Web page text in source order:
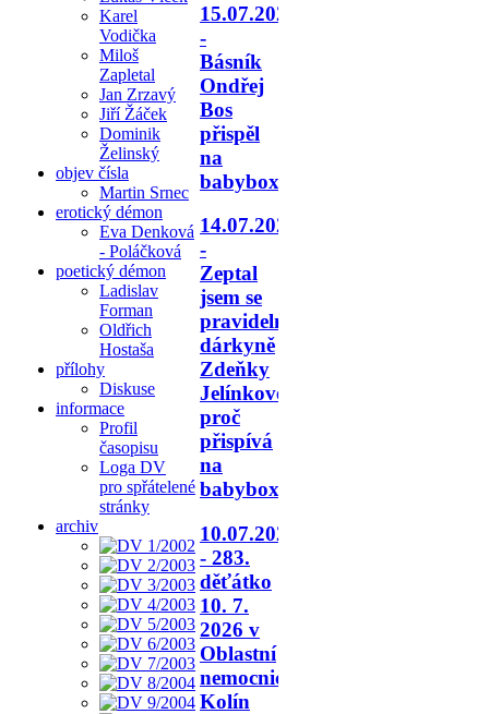
Karel
Vodička
Miloš
Zapletal
Jan Zrzavý
Jiří Žáček
Dominik
Želinský
objev čísla
Martin Srnec
erotický démon
Eva Denková
- Poláčková
poetický démon
Ladislav
Forman
Oldřich
Hostaša
přílohy
Diskuse
informace
Profil
časopisu
Loga DV
pro spřátelené
stránky
archiv
15.07.2026
-
Básník
Ondřej
Bos
přispěl
na
babyboxy.
14.07.2026
-
Zeptal
jsem se
pravidelné
dárkyně
Zdeňky
Jelínkové,
proč
přispívá
na
babybox.
10.07.2026
- 283.
děťátko
10. 7.
2026 v
Oblastní
nemocnici
Kolín